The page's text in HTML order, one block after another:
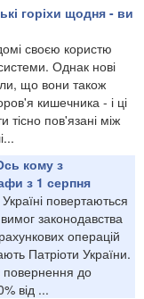
горіхи щодня - ви
своєю користю
Однак нові
що вони також
кишечника - і ці
тісно пов'язані між
кому з
з 1 серпня
повертаються
законодавства
операцій
Патріоти України.
повернення до
від ...